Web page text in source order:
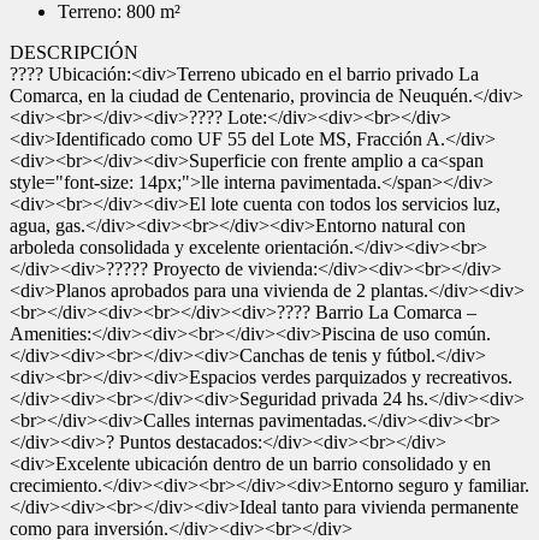
Terreno: 800 m²
DESCRIPCIÓN
???? Ubicación:<div>Terreno ubicado en el barrio privado La
Comarca, en la ciudad de Centenario, provincia de Neuquén.</div>
<div><br></div><div>???? Lote:</div><div><br></div>
<div>Identificado como UF 55 del Lote MS, Fracción A.</div>
<div><br></div><div>Superficie con frente amplio a ca<span
style="font-size: 14px;">lle interna pavimentada.</span></div>
<div><br></div><div>El lote cuenta con todos los servicios luz,
agua, gas.</div><div><br></div><div>Entorno natural con
arboleda consolidada y excelente orientación.</div><div><br>
</div><div>????? Proyecto de vivienda:</div><div><br></div>
<div>Planos aprobados para una vivienda de 2 plantas.</div><div>
<br></div><div><br></div><div>???? Barrio La Comarca –
Amenities:</div><div><br></div><div>Piscina de uso común.
</div><div><br></div><div>Canchas de tenis y fútbol.</div>
<div><br></div><div>Espacios verdes parquizados y recreativos.
</div><div><br></div><div>Seguridad privada 24 hs.</div><div>
<br></div><div>Calles internas pavimentadas.</div><div><br>
</div><div>? Puntos destacados:</div><div><br></div>
<div>Excelente ubicación dentro de un barrio consolidado y en
crecimiento.</div><div><br></div><div>Entorno seguro y familiar.
</div><div><br></div><div>Ideal tanto para vivienda permanente
como para inversión.</div><div><br></div>